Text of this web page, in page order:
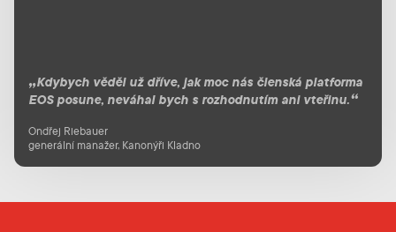
Kdybych věděl už dříve, jak moc nás členská platforma
EOS posune, neváhal bych s rozhodnutím ani vteřinu.
Ondřej Riebauer
generální manažer, Kanonýři Kladno